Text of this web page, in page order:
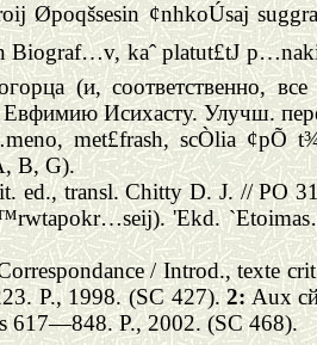
¢nhkoÚsaj
Biograf…v, kaˆ platut£tJ
(и, соответственно,
Исихасту. Улучш.
met£frash, scÒlia ¢pÕ
B, G).
ed., transl. Chitty D. J. //
'Ekd.
/ Introd., texte
P., 1998. (SC 427).2:Aux c
617—848. P., 2002. (SC 468).